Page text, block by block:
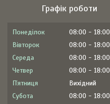
Графік роботи
Понеділок 08:00
18:00
Вівторок
08:00
18:00
Середа
08:00
18:00
Четвер
08:00
18:00
Пʼятниця
Вихідний
Субота
08:00
18:00